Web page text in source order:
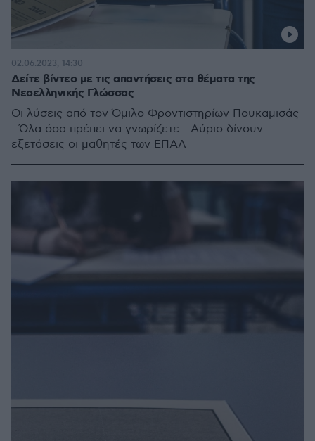
Δείτε βίντεο με τις απαντήσεις στα θέματα της
Νεοελληνικής Γλώσσας
Οι λύσεις από τον Όμιλο Φροντιστηρίων Πουκαμισάς
- Όλα όσα πρέπει να γνωρίζετε - Αύριο δίνουν
εξετάσεις οι μαθητές των ΕΠΑΛ
02.06.2023, 14:30